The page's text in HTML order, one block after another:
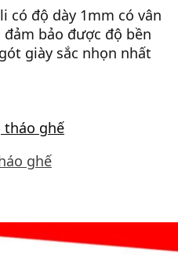
có độ dày 1mm có vân
bảo được độ bền
giày sắc nhọn nhất
ghế